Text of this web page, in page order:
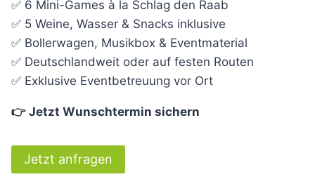
✅ 6 Mini-Games à la Schlag den Raab
✅ 5 Weine, Wasser & Snacks inklusive
✅ Bollerwagen, Musikbox & Eventmaterial
✅ Deutschlandweit oder auf festen Routen
✅ Exklusive Eventbetreuung vor Ort
👉 Jetzt Wunschtermin sichern
Jetzt anfragen